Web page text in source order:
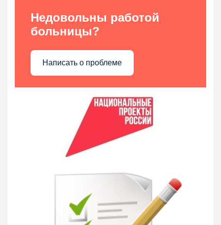
Недовольны работой
больницы?
Написать о проблеме